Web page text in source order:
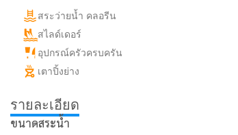
สระว่ายน้ำ คลอรีน
สไลด์เดอร์
อุปกรณ์ครัวครบครัน
เตาปิ้งย่าง
รายละเอียด
ขนาดสระน้ำ